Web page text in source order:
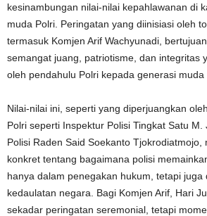
kesinambungan nilai-nilai kepahlawanan di
muda Polri. Peringatan yang diinisiasi oleh
termasuk Komjen Arif Wachyunadi,
semangat juang, patriotisme, dan integritas
oleh pendahulu Polri kepada generasi muda
Nilai-nilai ini, seperti yang diperjuangkan
Polri seperti Inspektur Polisi Tingkat Satu
Polisi Raden Said Soekanto Tjokrodiatmojo,
konkret tentang bagaimana polisi
hanya dalam penegakan hukum, tetapi juga
kedaulatan negara. Bagi Komjen Arif, Hari
sekadar peringatan seremonial, tetapi